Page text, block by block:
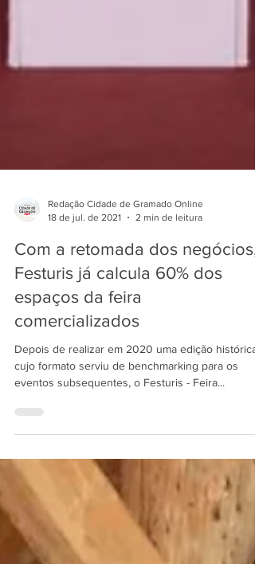
18 de jul. de 2021
2 min de leitura
Com a retomada dos negócios,
Festuris já calcula 60% dos
espaços da feira
comercializados
Depois de realizar em 2020 uma edição histórica,